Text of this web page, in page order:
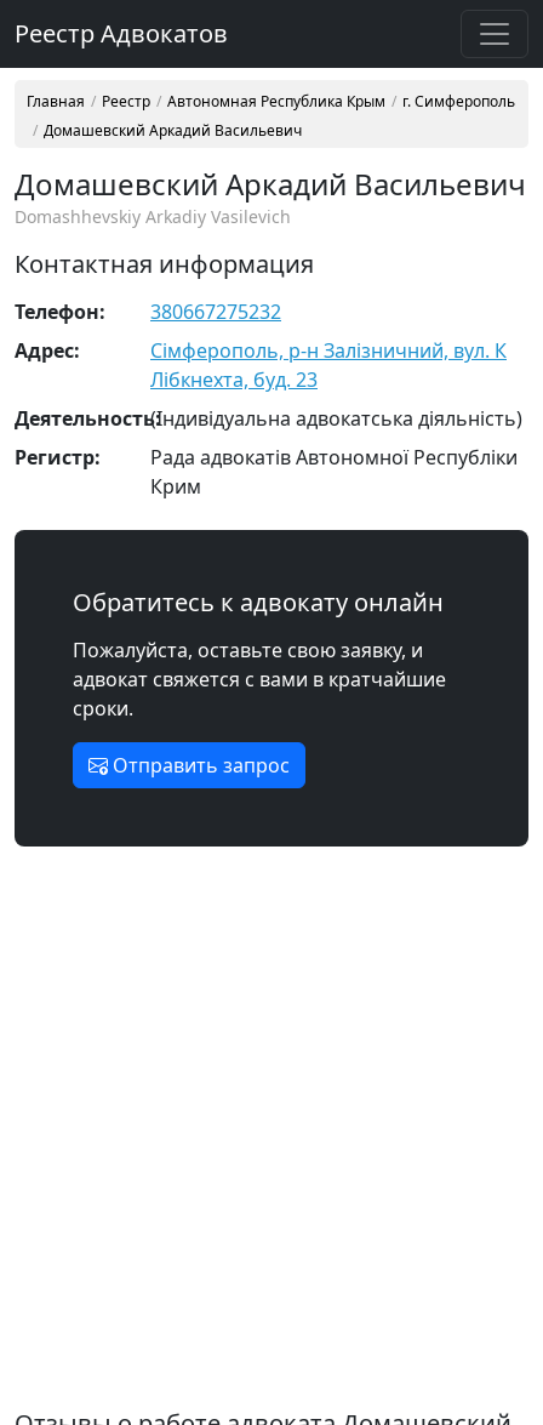
Реестр Адвокатов
Главная Реестр Автономная Республика Крым
г. Симферополь
Домашевский Аркадий Васильевич
Домашевский Аркадий Васильевич
Domashhevskiy Arkadiy Vasilevich
Контактная информация
Телефон:
380667275232
Адрес:
Сімферополь, р-н Залізничний, вул. К
Лібкнехта, буд. 23
Деятельность:(Індивідуальна адвокатська діяльність)
Регистр:
Рада адвокатів Автономної Республіки
Крим
Обратитесь к адвокату онлайн
Пожалуйста, оставьте свою заявку, и
адвокат свяжется с вами в кратчайшие
сроки.
Отправить запрос